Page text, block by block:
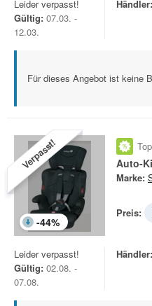
Leider verpasst!
Gültig: 07.03. -
12.03.
Händler:
Für dieses Angebot ist keine
Verpasst!
-44%
Auto-
Marke:
Preis:
Leider verpasst!
Gültig: 02.08. -
07.08.
Händler: